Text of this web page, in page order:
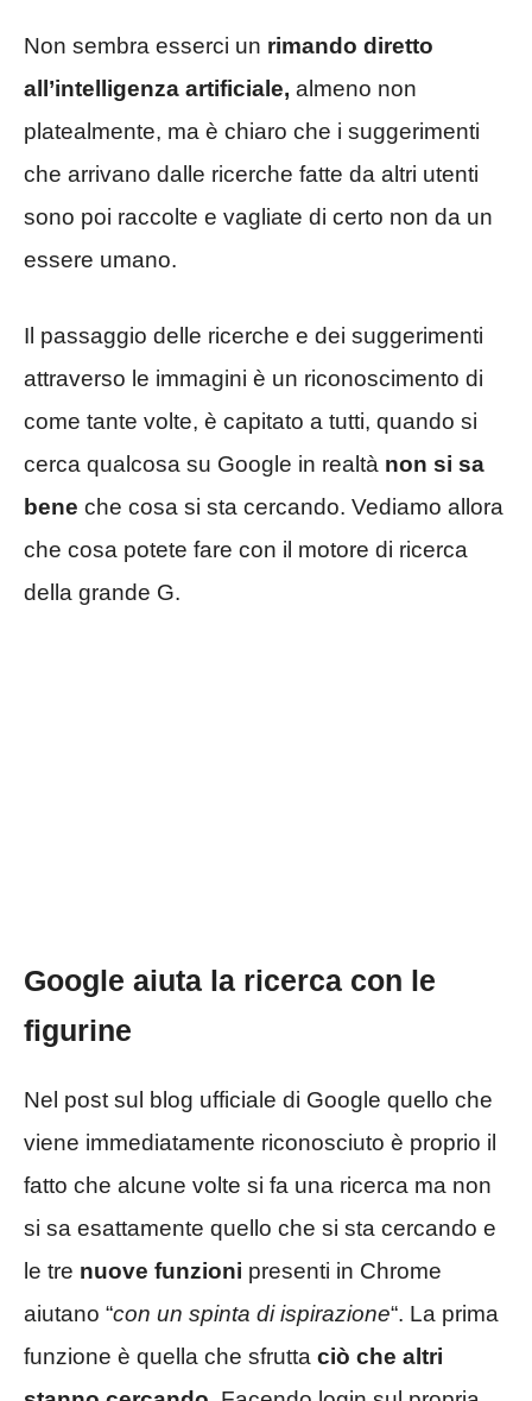
Non sembra esserci un rimando diretto
all’intelligenza artificiale, almeno non
platealmente, ma è chiaro che i suggerimenti
che arrivano dalle ricerche fatte da altri utenti
sono poi raccolte e vagliate di certo non da un
essere umano.
Il passaggio delle ricerche e dei suggerimenti
attraverso le immagini è un riconoscimento di
come tante volte, è capitato a tutti, quando si
cerca qualcosa su Google in realtà non si sa
bene che cosa si sta cercando. Vediamo allora
che cosa potete fare con il motore di ricerca
della grande G.
Google aiuta la ricerca con le
figurine
Nel post sul blog ufficiale di Google quello che
viene immediatamente riconosciuto è proprio il
fatto che alcune volte si fa una ricerca ma non
si sa esattamente quello che si sta cercando e
le tre nuove funzioni presenti in Chrome
aiutano “con un spinta di ispirazione“. La prima
funzione è quella che sfrutta ciò che altri